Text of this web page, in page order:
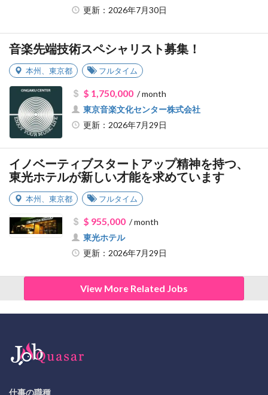
更新：2026年7月30日
音楽先端技術スペシャリスト募集！
本州 東京都 フルタイム
$ 1,750,000/ month
東京音楽文化センター株式会社
更新：2026年7月29日
イノベーティブスタートアップ精神を持つ、
東光ホテルが新しい才能を求めています
本州 東京都 フルタイム
$ 955,000/ month
東光ホテル
更新：2026年7月29日
View More Related Jobs
仕事の職種